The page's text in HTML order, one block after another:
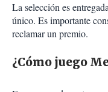
La selección es
único. Es importante
reclamar un premio.
¿Cómo juego